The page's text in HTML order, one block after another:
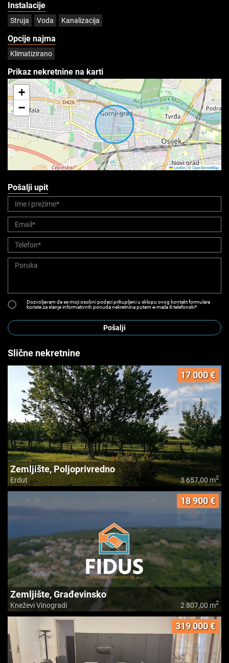
Instalacije
Struja Voda Kanalizacija
Opcije najma
Klimatizirano
Prikaz nekretnine na karti
+
−
Leaflet|©OpenStreetMap
Pošalji upit
Dozvoljavam da se moji osobni podaci prikupljeni u sklopu ovog kontakt formulara
koriste za slanje informativnih ponuda nekretnina putem e-maila ili telefonski*
Pošalji
Slične nekretnine
17 000 €
Zemljište, Poljoprivredno
Erdut 3 657,00 m2
18 900 €
Zemljište, Građevinsko
Kneževi Vinogradi 2 807,00 m2
319 000 €